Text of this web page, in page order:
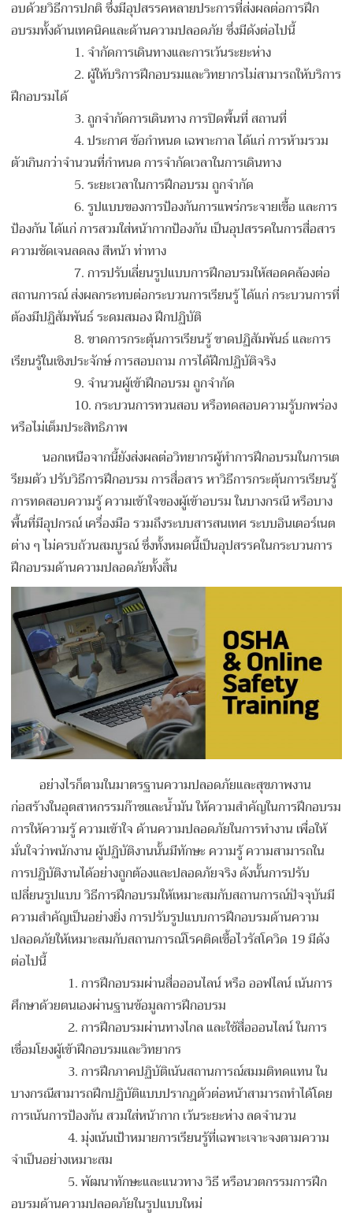
อบด้วยวิธีการปกติ ซึ่งมีอุปสรรคหลายประการที่ส่งผลต่อการฝึก
อบรมทั้งด้านเทคนิคและด้านความปลอดภัย ซึ่งมีดังต่อไปนี้
1.จำกัดการเดินทางและการเว้นระยะห่าง
2. ผู้ให้บริการฝึกอบรมและวิทยากรไม่สามารถให้บริการ
ฝึกอบรมได้
3.ถูกจำกัดการเดินทาง การปิดพื้นที่ สถานที่
4.ประกาศ ข้อกำหนด เฉพาะกาล ได้แก่ การห้ามรวม
ตัวเกินกว่าจำนวนที่กำหนด การจำกัดเวลาในการเดินทาง
5.ระยะเวลาในการฝึกอบรม ถูกจำกัด
6.รูปแบบของการป้องกันการแพร่กระจายเชื้อ และการ
ป้องกัน ได้แก่ การสวมใส่หน้ากากป้องกัน เป็นอุปสรรคในการสื่อสาร
ความชัดเจนลดลง สีหน้า ท่าทาง
7.การปรับเลี่ยนรูปแบบการฝึกอบรมให้สอดคล้องต่อ
สถานการณ์ ส่งผลกระทบต่อกระบวนการเรียนรู้ ได้แก่ กระบวนการที่
ต้องมีปฏิสัมพันธ์ ระดมสมอง ฝึกปฏิบัติ
8.ขาดการกระตุ้นการเรียนรู้ ขาดปฏิสัมพันธ์ และการ
เรียนรู้ในเชิงประจักษ์ การสอบถาม การได้ฝึกปฏิบัติจริง
9.จำนวนผู้เข้าฝึกอบรม ถูกจำกัด
10.กระบวนการทวนสอบ หรือทดสอบความรู้บกพร่อง
หรือไม่เต็มประสิทธิภาพ
นอกเหนือจากนี้ยังส่งผลต่อวิทยากรผู้ทำการฝึกอบรมในการเต
รียมตัว ปรับวิธีการฝึกอบรม การสื่อสาร หาวิธีการกระตุ้นการเรียนรู้
การทดสอบความรู้ ความเข้าใจของผู้เข้าอบรม ในบางกรณี หรือบาง
พื้นที่มีอุปกรณ์ เครื่องมือ รวมถึงระบบสารสนเทศ ระบบอินเตอร์เนต
ต่าง ๆ ไม่ครบถ้วนสมบูรณ์ ซึ่งทั้งหมดนี้เป็นอุปสรรคในกระบวนการ
ฝึกอบรมด้านความปลอดภัยทั้งสิ้น
อย่างไรก็ตามในมาตรฐานความปลอดภัยและสุขภาพงาน
ก่อสร้างในอุตสาหกรรมก๊าซและน้ำมัน ให้ความสำคัญในการฝึกอบรม
การให้ความรู้ ความเข้าใจ ด้านความปลอดภัยในการทำงาน เพื่อให้
มั่นใจว่าพนักงาน ผู้ปฏิบัติงานนั้นมีทักษะ ความรู้ ความสามารถใน
การปฏิบัติงานได้อย่างถูกต้องและปลอดภัยจริง ดังนั้นการปรับ
เปลี่ยนรูปแบบ วิธีการฝึกอบรมให้เหมาะสมกับสถานการณ์ปัจจุบันมี
ความสำคัญเป็นอย่างยิ่ง การปรับรูปแบบการฝึกอบรมด้านความ
ปลอดภัยให้เหมาะสมกับสถานการณ์โรคติดเชื้อไวรัสโควิด 19 มีดัง
ต่อไปนี้
1.การฝึกอบรมผ่านสื่อออนไลน์ หรือ ออฟไลน์ เน้นการ
ศึกษาด้วยตนเองผ่านฐานข้อมูลการฝึกอบรม
2.การฝึกอบรมผ่านทางไกล และใช้สื่อออนไลน์ ในการ
เชื่อมโยงผู้เข้าฝึกอบรมและวิทยากร
3.การฝึกภาคปฏิบัติเน้นสถานการณ์สมมติทดแทน ใน
บางกรณีสามารถฝึกปฏิบัติแบบปรากฎตัวต่อหน้าสามารถทำได้โดย
การเน้นการป้องกัน สวมใส่หน้ากาก เว้นระยะห่าง ลดจำนวน
4.มุ่งเน้นเป้าหมายการเรียนรู้ที่เฉพาะเจาะจงตามความ
จำเป็นอย่างเหมาะสม
5.พัฒนาทักษะและแนวทาง วิธี หรือนวตกรรมการฝึก
อบรมด้านความปลอดภัยในรูปแบบใหม่